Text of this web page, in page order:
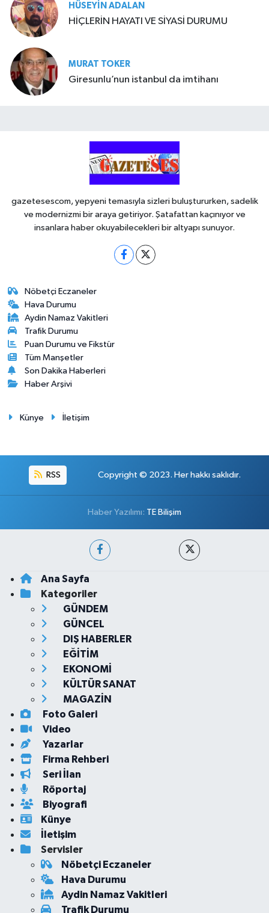
HÜSEYIN ADALAN
HİÇLERİN HAYATI VE SİYASİ DURUMU
MURAT TOKER
Giresunlu’nun istanbul da imtihanı
gazetesescom, yepyeni temasıyla sizleri buluştururken, sadelik
ve modernizmi bir araya getiriyor. Şatafattan kaçınıyor ve
insanlara haber okuyabilecekleri bir altyapı sunuyor.
Nöbetçi Eczaneler
Hava Durumu
Aydin Namaz Vakitleri
Trafik Durumu
Puan Durumu ve Fikstür
Tüm Manşetler
Son Dakika Haberleri
Haber Arşivi
Künye İletişim
RSS Copyright © 2023. Her hakkı saklıdır.
Haber Yazılımı: TE Bilişim
Ana Sayfa
Kategoriler
GÜNDEM
GÜNCEL
DIŞ HABERLER
EĞİTİM
EKONOMİ
KÜLTÜR SANAT
MAGAZİN
Foto Galeri
Video
Yazarlar
Firma Rehberi
Seri İlan
Röportaj
Biyografi
Künye
İletişim
Servisler
Nöbetçi Eczaneler
Hava Durumu
Aydin Namaz Vakitleri
Trafik Durumu